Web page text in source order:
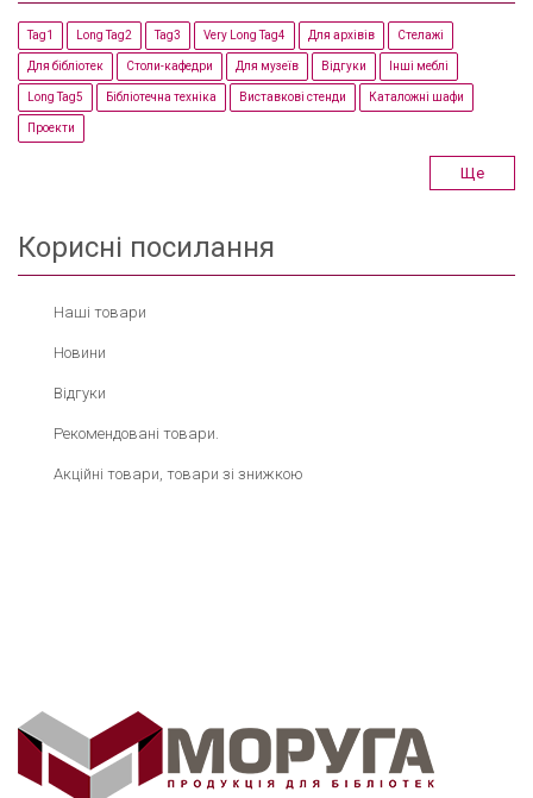
Tag1 Long Tag2 Tag3 Very Long Tag4 Для архівів Стелажі
Для бібліотек Столи-кафедри Для музеїв Відгуки Інші меблі
Long Tag5 Бібліотечна техніка Виставкові стенди Каталожні шафи
Проекти
Ще
Корисні посилання
Наші товари
Новини
Відгуки
Рекомендовані товари.
Акційні товари, товари зі знижкою